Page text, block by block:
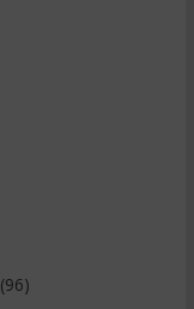
(96)